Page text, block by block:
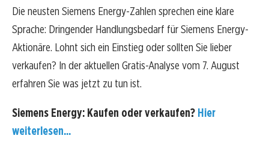
Die neusten Siemens Energy-Zahlen sprechen eine klare
Sprache: Dringender Handlungsbedarf für Siemens Energy-
Aktionäre. Lohnt sich ein Einstieg oder sollten Sie lieber
verkaufen? In der aktuellen Gratis-Analyse vom 7. August
erfahren Sie was jetzt zu tun ist.
Siemens Energy: Kaufen oder verkaufen? Hier
weiterlesen...